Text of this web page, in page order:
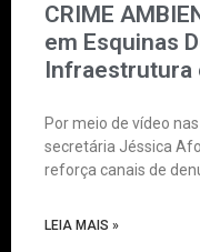
CRIME
em Esquinas
Infraestrutura
Por meio de vídeo
secretária Jéssica
reforça canais de
LEIA MAIS »